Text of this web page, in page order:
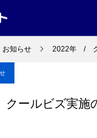
お知らせ 2022年 / ク
ールビズ実施